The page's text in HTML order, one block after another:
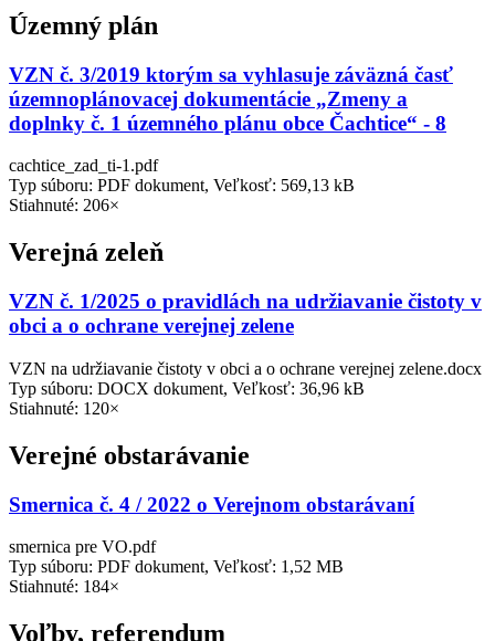
Územný plán
VZN č. 3/2019 ktorým sa vyhlasuje záväzná časť
územnoplánovacej dokumentácie „Zmeny a
doplnky č. 1 územného plánu obce Čachtice“ - 8
cachtice_zad_ti-1.pdf
Typ súboru: PDF dokument, Veľkosť: 569,13 kB
Stiahnuté: 206×
Verejná zeleň
VZN č. 1/2025 o pravidlách na udržiavanie čistoty v
obci a o ochrane verejnej zelene
VZN na udržiavanie čistoty v obci a o ochrane verejnej zelene.docx
Typ súboru: DOCX dokument, Veľkosť: 36,96 kB
Stiahnuté: 120×
Verejné obstarávanie
Smernica č. 4 / 2022 o Verejnom obstarávaní
smernica pre VO.pdf
Typ súboru: PDF dokument, Veľkosť: 1,52 MB
Stiahnuté: 184×
Voľby, referendum